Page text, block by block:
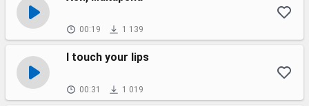
00:19 1 139
I touch your lips
00:31 1 019